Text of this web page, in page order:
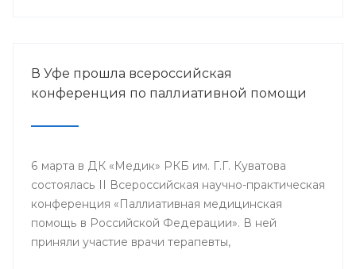
В Уфе прошла всероссийская
конференция по паллиативной помощи
6 марта в ДК «Медик» РКБ им. Г.Г. Куватова
состоялась II Всероссийская научно-практическая
конференция «Паллиативная медицинская
помощь в Российской Федерации». В ней
приняли участие врачи терапевты,